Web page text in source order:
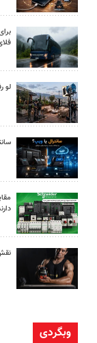
لو
وبگردی